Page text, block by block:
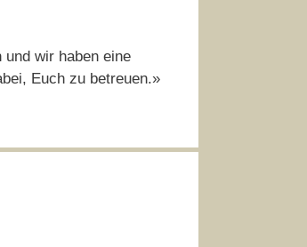
und wir haben eine
Euch zu betreuen.»